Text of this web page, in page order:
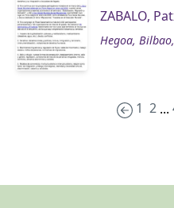
ZABALO,
Hegoa,
1 2 ...